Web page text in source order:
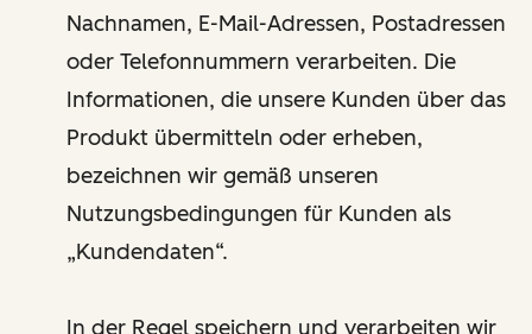
Nachnamen, E-Mail-Adressen, Postadressen
oder Telefonnummern verarbeiten. Die
Informationen, die unsere Kunden über das
Produkt übermitteln oder erheben,
bezeichnen wir gemäß unseren
Nutzungsbedingungen für Kunden als
„Kundendaten“.
In der Regel speichern und verarbeiten wir